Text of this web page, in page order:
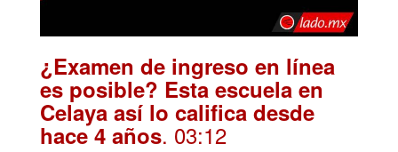
¿Examen de ingreso en línea
es posible? Esta escuela en
Celaya así lo califica desde
hace 4 años. 03:12